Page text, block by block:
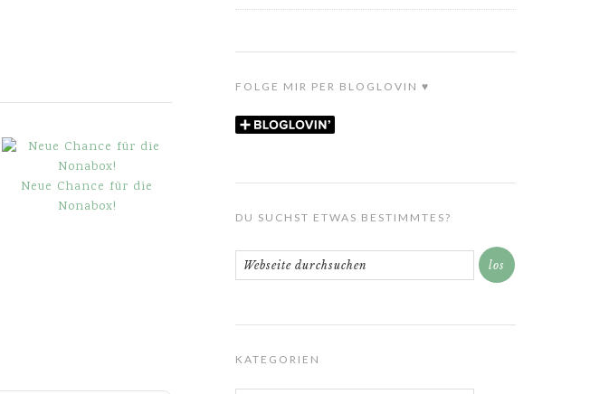
Neue Chance für die
Nonabox!
FOLGE MIR PER BLOGLOVIN ♥
DU SUCHST ETWAS BESTIMMTES?
KATEGORIEN